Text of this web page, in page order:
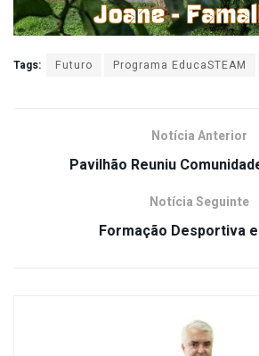
Tags: Futuro Programa EducaSTEAM
Notícia Anterior
Pavilhão Reuniu
Notícia Seguinte
Formação Desportiva